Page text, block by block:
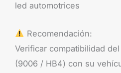
led automotrices
Recomendación:
Verificar compatibilidad
(9006 / HB4) con su